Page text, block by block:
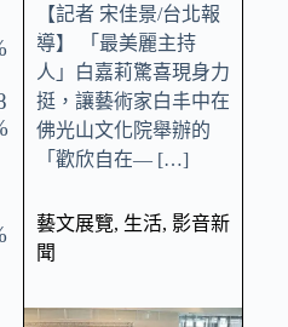
【記者 宋佳景/台北報
導】 「最美麗主持
人」白嘉莉驚喜現身力
挺，讓藝術家白丰中在
佛光山文化院舉辦的
「歡欣自在— […]
藝文展覽, 生活, 影音新
聞